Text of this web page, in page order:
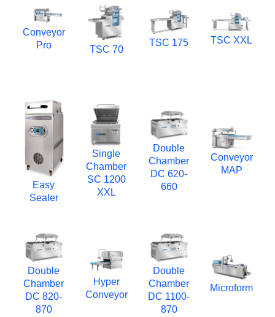
Conveyor
Pro
TSC 70
TSC 175 TSC XXL
Easy
Sealer
Single
Chamber
SC 1200
XXL
Double
Chamber
DC 620-
660
Conveyor
MAP
Double
Chamber
DC 820-
870
Hyper
Conveyor
Double
Chamber
DC 1100-
870
Microform